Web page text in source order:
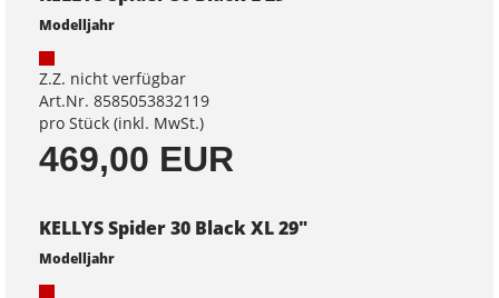
Modelljahr
Z.Z. nicht verfügbar
Art.Nr. 8585053832119
pro Stück (inkl. MwSt.)
469,00 EUR
KELLYS Spider 30 Black XL 29"
Modelljahr